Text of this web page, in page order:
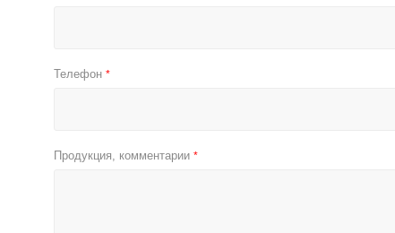
Телефон *
Продукция, комментарии *